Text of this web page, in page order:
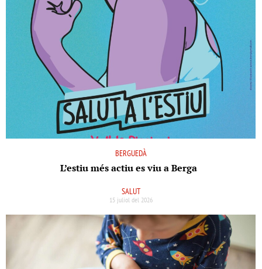
BERGUEDÀ
L’estiu més actiu es viu a Berga
SALUT
15 juliol del 2026